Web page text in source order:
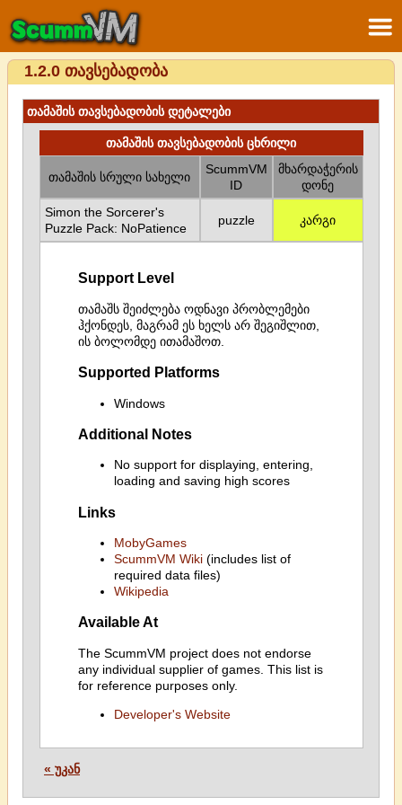
1.2.0 თავსებადობა
თამაშის თავსებადობის დეტალები
თამაშის თავსებადობის ცხრილი
თამაშის სრული სახელი
ScummVM
ID
მხარდაჭერის
დონე
Simon the Sorcerer's
Puzzle Pack: NoPatience
puzzle კარგი
Support Level
თამაშს შეიძლება ოდნავი პრობლემები
ჰქონდეს, მაგრამ ეს ხელს არ შეგიშლით,
ის ბოლომდე ითამაშოთ.
Supported Platforms
Windows
Additional Notes
No support for displaying, entering,
loading and saving high scores
Links
MobyGames
ScummVM Wiki(includes list of
required data files)
Wikipedia
Available At
The ScummVM project does not endorse
any individual supplier of games. This list is
for reference purposes only.
Developer's Website
« უკან